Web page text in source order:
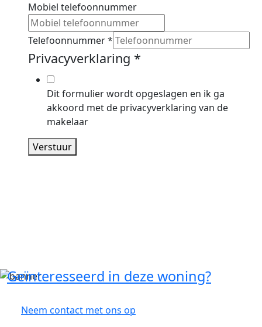
Mobiel telefoonnummer
Telefoonnummer*
Privacyverklaring *
Dit formulier wordt opgeslagen en ik ga
akkoord met de privacyverklaring van de
makelaar
Verstuur
Geïnteresseerd in deze woning?
Neem contact met ons op